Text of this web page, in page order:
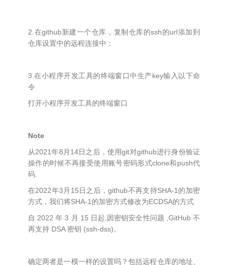
2.在github新建一个仓库，复制仓库的ssh的url添加到
仓库设置中的远程连接中：
3.在小程序开发工具的终端窗口中生产key输入以下命
令
打开小程序开发工具的终端窗口
Note
从2021年8月14日之后，使用git对github进行身份验证
操作的时候不再接受使用账号密码形式clone和push代
码.
在2022年3月15日之后，github不再支持SHA-1的加密
方式，我们将SHA-1的加密方式修改为ECDSA的方式
自 2022 年 3 月 15 日起,因密钥安全性问题 ,GitHub 不
再支持 DSA 密钥 (ssh-dss)。
确定两者是一模一样的设置吗？包括远程仓库的地址、